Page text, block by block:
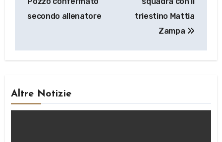
secondo allenatore
triestino Mattia
Zampa
Altre Notizie